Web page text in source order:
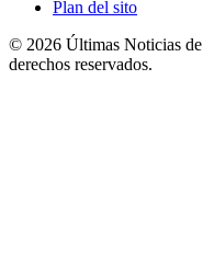
Plan del sito
© 2026 Últimas Noticias de
derechos reservados.